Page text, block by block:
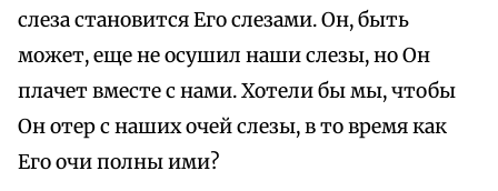
слеза становится Его слезами. Он, быть
может, еще не осушил наши слезы, но Он
плачет вместе с нами. Хотели бы мы, чтобы
Он отер с наших очей слезы, в то время как
Его очи полны ими?